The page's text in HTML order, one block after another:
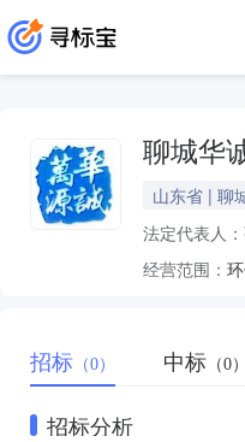
聊城华
山东省 | 聊
法定代表人：
经营范围：
招标 （0） 中标 （0）
招标分析